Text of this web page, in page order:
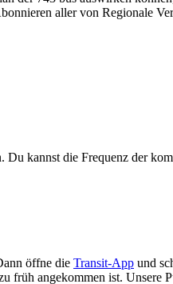
aller von Regionale
kannst die Frequenz der
öffne die Transit-App und
früh angekommen ist.